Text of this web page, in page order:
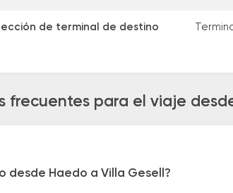
de terminal de destino
frecuentes para el viaje
desde Haedo a Villa Gesell?